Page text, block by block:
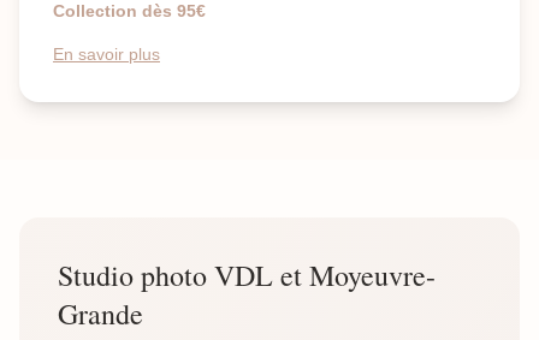
Collection dès 95€
En savoir plus
Studio photo VDL et Moyeuvre-
Grande